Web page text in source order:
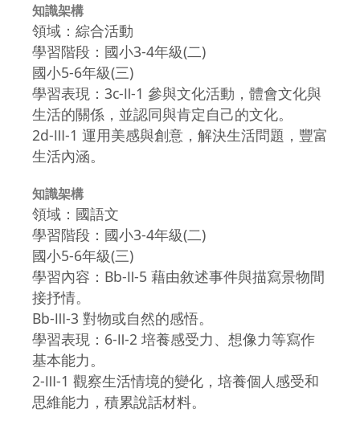
知識架構
領域：綜合活動
學習階段：國小3-4年級(二)
國小5-6年級(三)
學習表現：3c-Ⅱ-1 參與文化活動，體會文化與
生活的關係，並認同與肯定自己的文化。
2d-Ⅲ-1 運用美感與創意，解決生活問題，豐富
生活內涵。
知識架構
領域：國語文
學習階段：國小3-4年級(二)
國小5-6年級(三)
學習內容：Bb-Ⅱ-5 藉由敘述事件與描寫景物間
接抒情。
Bb-Ⅲ-3 對物或自然的感悟。
學習表現：6-Ⅱ-2 培養感受力、想像力等寫作
基本能力。
2-Ⅲ-1 觀察生活情境的變化，培養個人感受和
思維能力，積累說話材料。